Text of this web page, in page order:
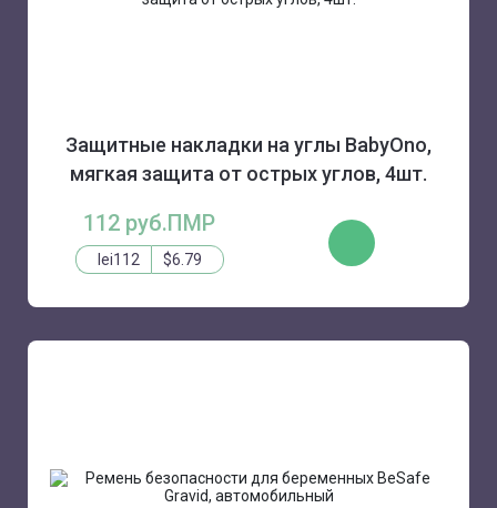
Защитные накладки на углы BabyOno,
мягкая защита от острых углов, 4шт.
112 руб.ПМР
lei112 $6.79
КУПИТЬ